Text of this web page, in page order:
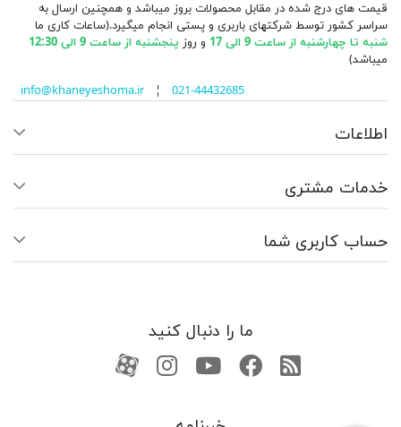
قیمت های درج شده در مقابل محصولات بروز میباشد و همچنین ارسال به
سراسر کشور توسط شرکتهای باربری و پستی انجام میگیرد.(ساعات کاری ما
شنبه تا چهارشنبه از ساعت 9 الی 17
و روز پنجشنبه از ساعت 9 الی 12:30
میباشد)
info@khaneyeshoma.ir¦ 021-44432685
اطلاعات
خدمات مشتری
حساب کاربری شما
ما را دنبال کنید
RSSفیسبوکیوتیوبکانال آپارات
کانال آپارات